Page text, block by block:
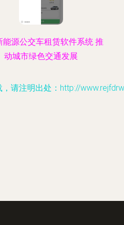
能源公交车租赁软件系统 推
动城市绿色交通发展
，请注明出处：http://